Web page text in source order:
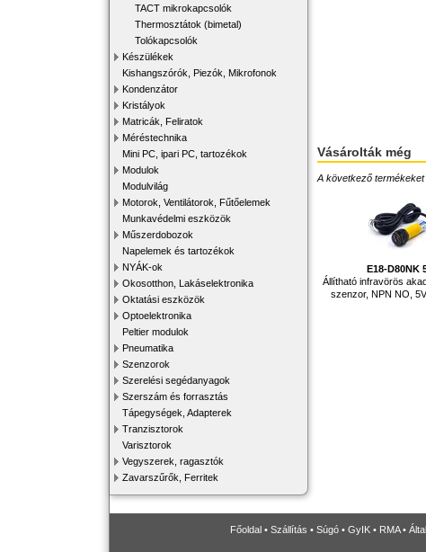
TACT mikrokapcsolók
Thermosztátok (bimetal)
Tolókapcsolók
Készülékek
Kishangszórók, Piezók, Mikrofonok
Kondenzátor
Kristályok
Matricák, Feliratok
Méréstechnika
Mini PC, ipari PC, tartozékok
Modulok
Modulvilág
Motorok, Ventilátorok, Fűtőelemek
Munkavédelmi eszközök
Műszerdobozok
Napelemek és tartozékok
NYÁK-ok
Okosotthon, Lakáselektronika
Oktatási eszközök
Optoelektronika
Peltier modulok
Pneumatika
Szenzorok
Szerelési segédanyagok
Szerszám és forrasztás
Tápegységek, Adapterek
Tranzisztorok
Varisztorok
Vegyszerek, ragasztók
Zavarszűrők, Ferritek
Vásárolták még
A következő termékeket
E18-D80NK
Állítható infravörös
szenzor, NPN NO,
Főoldal • Szállítás • Súgó • GyIK • RMA•